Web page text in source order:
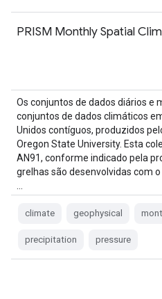
PRISM Monthly Spatial
Os conjuntos de dados diários e
conjuntos de dados climáticos
Unidos contíguos, produzidos
Oregon State University. Esta
AN91, conforme indicado pela
grelhas são desenvolvidas com
climate geophysical
precipitation pressure